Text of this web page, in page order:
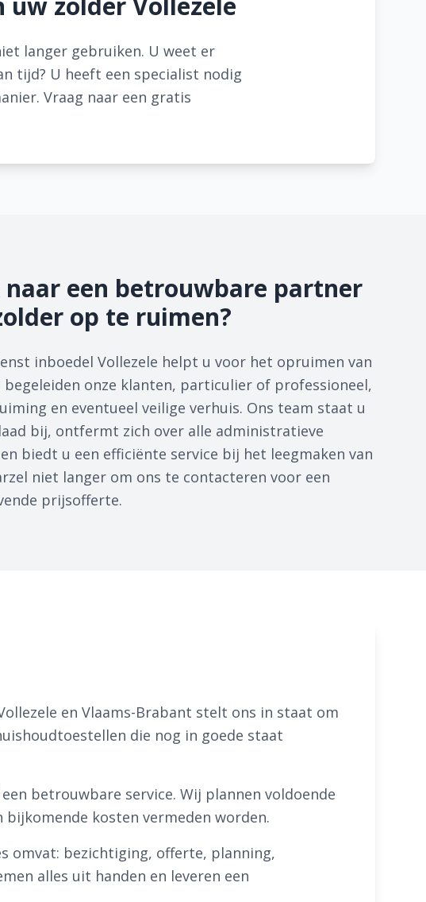
langer gebruiken. U weet er
tijd? U heeft een specialist nodig
Vraag naar een gratis
naar een betrouwbare partner
op te ruimen?
inboedel Vollezele helpt u voor het opruimen van
begeleiden onze klanten, particulier of professioneel,
en eventueel veilige verhuis. Ons team staat u
bij, ontfermt zich over alle administratieve
biedt u een efficiënte service bij het leegmaken van
niet langer om ons te contacteren voor een
prijsofferte.
en Vlaams-Brabant stelt ons in staat om
die nog in goede staat
betrouwbare service. Wij plannen voldoende
kosten vermeden worden.
omvat: bezichtiging, offerte, planning,
alles uit handen en leveren een